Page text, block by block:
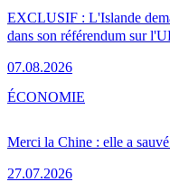
EXCLUSIF : L'Islande
dans son référendum sur
07.08.2026
Merci la Chine : elle a
27.07.2026
ÉCONOMIE